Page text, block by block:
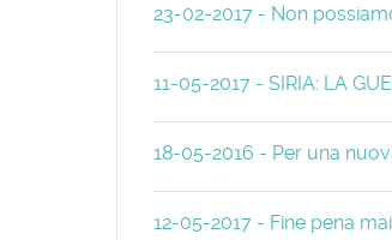
23-02-2017 - Non
11-05-2017 - SIRIA: LA
18-05-2016 - Per una
12-05-2017 - Fine pena mai